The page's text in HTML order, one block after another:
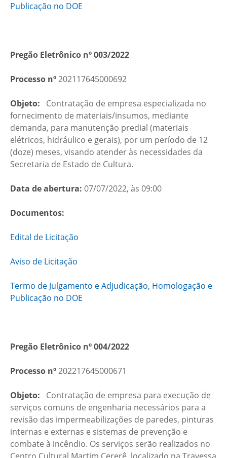
Publicação no DOE
Pregão Eletrônico nº 003/2022
Processo nº202117645000692
Objeto:
Contratação de empresa especializada no
fornecimento de materiais/insumos, mediante
demanda, para manutenção predial (materiais
elétricos, hidráulico e gerais), por um período de 12
(doze) meses, visando atender às necessidades da
Secretaria de Estado de Cultura.
Data de abertura: 07/07/2022, às 09:00
Documentos:
Edital de Licitação
Aviso de Licitação
Termo de Julgamento e Adjudicação, Homologação e
Publicação no DOE
Pregão Eletrônico nº 004/2022
Processo nº202217645000671
Objeto:
Contratação de empresa para execução de
serviços comuns de engenharia necessários para a
revisão das impermeabilizações de paredes, pinturas
internas e externas e sistemas de prevenção e
combate à incêndio. Os serviços serão realizados no